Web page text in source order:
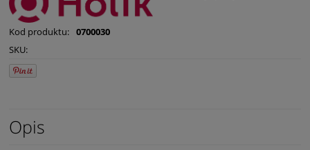
Kod produktu: 0700030
SKU:
Opis